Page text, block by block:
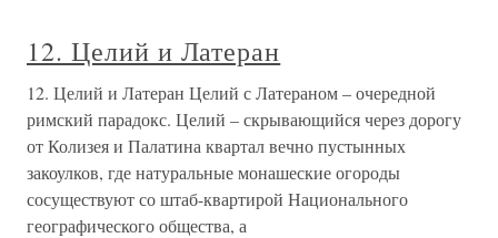
12. Целий и Латеран
12. Целий и Латеран Целий с Латераном – очередной
римский парадокс. Целий – скрывающийся через дорогу
от Колизея и Палатина квартал вечно пустынных
закоулков, где натуральные монашеские огороды
сосуществуют со штаб-квартирой Национального
географического общества, а